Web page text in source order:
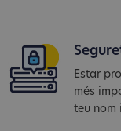
Estar
més
teu nom